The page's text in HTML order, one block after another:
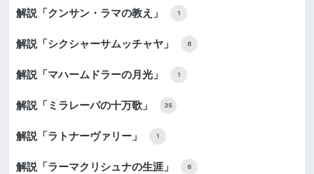
解説「クンサン・ラマの教え」 1
解説「シクシャーサムッチャヤ」 8
解説「マハームドラーの月光」 1
解説「ミラレーパの十万歌」 35
解説「ラトナーヴァリー」 1
解説「ラーマクリシュナの生涯」 6